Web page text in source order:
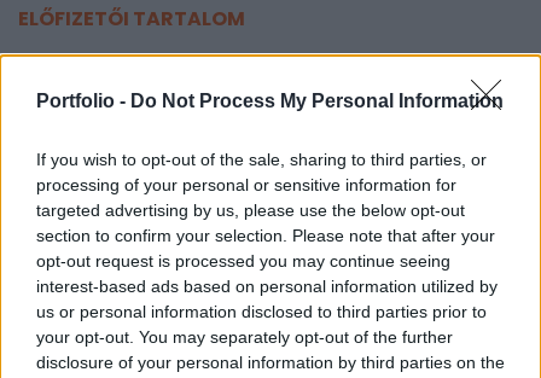
Portfolio - Do Not Process My Personal Information
If you wish to opt-out of the sale, sharing to third parties, or
processing of your personal or sensitive information for
targeted advertising by us, please use the below opt-out
section to confirm your selection. Please note that after your
opt-out request is processed you may continue seeing
interest-based ads based on personal information utilized by
us or personal information disclosed to third parties prior to
your opt-out. You may separately opt-out of the further
disclosure of your personal information by third parties on the
ELŐFIZETŐI TARTALOM
MÁV
2012. május 06. 14:06
A MÁV Start Zrt. az Allianz Hungaria Zrt.-vel köti
meg a munkáltatói felelősségbiztosítást a
vasúttársaság munkavállalóinak
munkabaleseteire - derült ki a Közbeszerzési